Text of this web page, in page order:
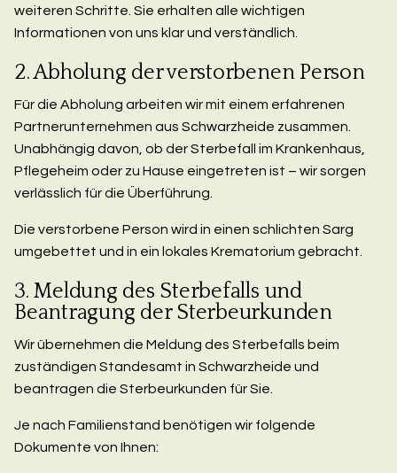
weiteren Schritte. Sie erhalten alle wichtigen
Informationen von uns klar und verständlich.
2. Abholung der verstorbenen Person
Für die Abholung arbeiten wir mit einem erfahrenen
Partnerunternehmen aus Schwarzheide zusammen.
Unabhängig davon, ob der Sterbefall im Krankenhaus,
Pflegeheim oder zu Hause eingetreten ist – wir sorgen
verlässlich für die Überführung.
Die verstorbene Person wird in einen schlichten Sarg
umgebettet und in ein lokales Krematorium gebracht.
3. Meldung des Sterbefalls und
Beantragung der Sterbeurkunden
Wir übernehmen die Meldung des Sterbefalls beim
zuständigen Standesamt in Schwarzheide und
beantragen die Sterbeurkunden für Sie.
Je nach Familienstand benötigen wir folgende
Dokumente von Ihnen: